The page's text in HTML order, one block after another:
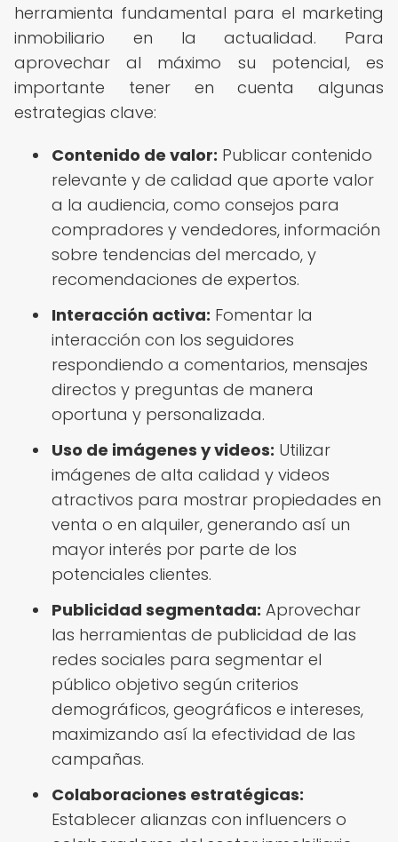
herramienta fundamental para el marketing
inmobiliario en la actualidad. Para
aprovechar al máximo su potencial, es
importante tener en cuenta algunas
estrategias clave:
Contenido de valor: Publicar contenido
relevante y de calidad que aporte valor
a la audiencia, como consejos para
compradores y vendedores, información
sobre tendencias del mercado, y
recomendaciones de expertos.
Interacción activa: Fomentar la
interacción con los seguidores
respondiendo a comentarios, mensajes
directos y preguntas de manera
oportuna y personalizada.
Uso de imágenes y videos: Utilizar
imágenes de alta calidad y videos
atractivos para mostrar propiedades en
venta o en alquiler, generando así un
mayor interés por parte de los
potenciales clientes.
Publicidad segmentada: Aprovechar
las herramientas de publicidad de las
redes sociales para segmentar el
público objetivo según criterios
demográficos, geográficos e intereses,
maximizando así la efectividad de las
campañas.
Colaboraciones estratégicas:
Establecer alianzas con influencers o